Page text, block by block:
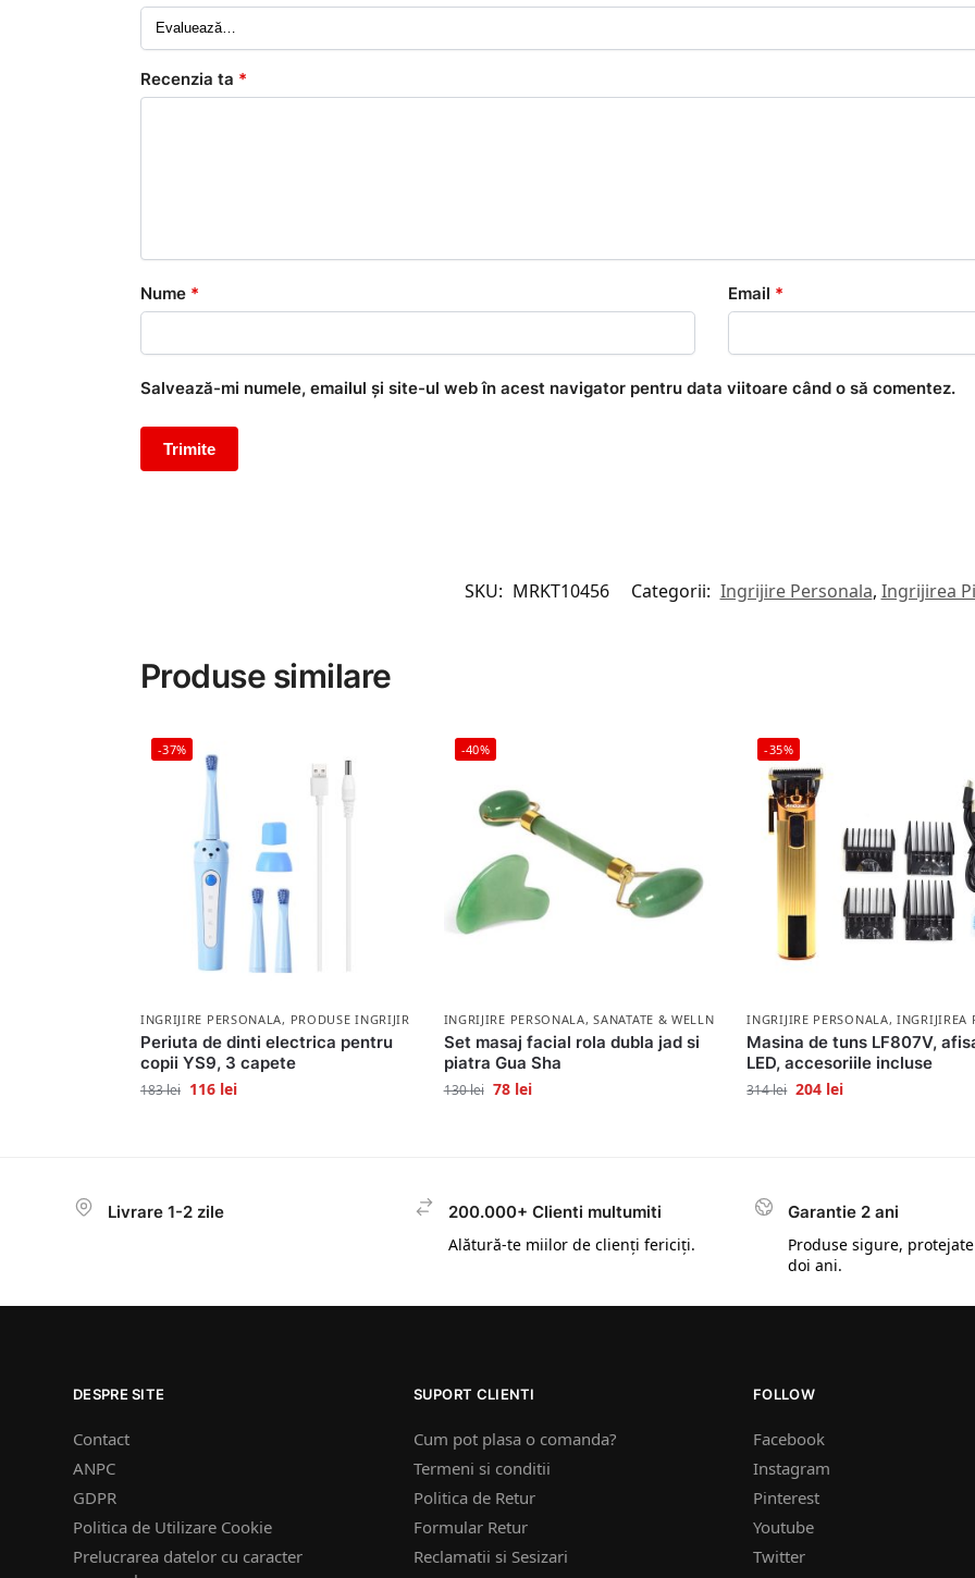
Recenzia ta *
Nume * Email *
Salvează-mi numele, emailul și site-ul web în acest navigator pentru data viitoare când o să comentez.
SKU: MRKT10456 Categorii: Ingrijire Personala, Ingrijirea
Produse similare
-37%
INGRIJIRE PERSONALA, PRODUSE INGRIJIRE PERSONALA
Periuta de dinti electrica pentru
copii YS9, 3 capete
183lei 116 lei
-40%
INGRIJIRE PERSONALA,SANATATE & WELLNESS
Set masaj facial rola dubla jad si
piatra Gua Sha
130lei 78 lei
-35%
INGRIJIRE PERSONALA,INGRIJIREA
Masina de tuns LF807V,
LED, accesoriile incluse
314lei 204 lei
Livrare 1-2 zile
200.000+ Clienti multumiti
Alătură-te miilor de clienți fericiți.
Garantie 2 ani
Produse sigure,
doi ani.
DESPRE SITE
Contact
ANPC
GDPR
Politica de Utilizare Cookie
Prelucrarea datelor cu caracter
SUPORT CLIENTI
Cum pot plasa o comanda?
Termeni si conditii
Politica de Retur
Formular Retur
Reclamatii si Sesizari
FOLLOW
Facebook
Instagram
Pinterest
Youtube
Twitter